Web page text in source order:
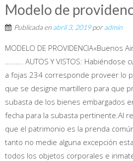
Modelo de
Publicada en abril 3, 2019poradmin
MODELO DE PROVIDENCIA«Buenos
………. AUTOS Y VISTOS:
a fojas 234 corresponde proveer lo
que se designe martillero para que
subasta de los bienes embargados
fecha para la subasta pertinente.Al
que el patrimonio es la prenda
tanto no medie alguna excepción
todos los objetos corporales e